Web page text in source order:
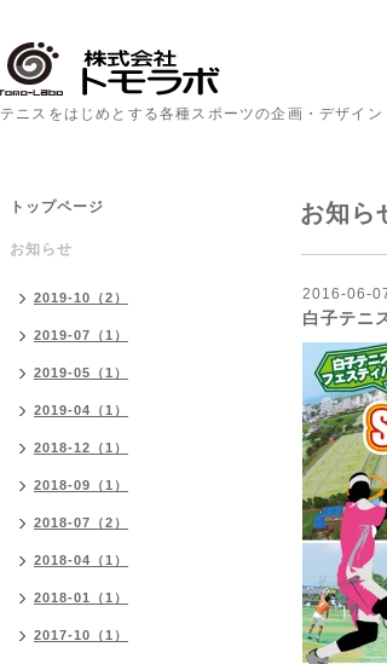
テニスをはじめとする各種スポーツの企画・デザイ
お知ら
2016-06-
白子テニ
トップページ
お知らせ
2019-10（2）
2019-07（1）
2019-05（1）
2019-04（1）
2018-12（1）
2018-09（1）
2018-07（2）
2018-04（1）
2018-01（1）
2017-10（1）